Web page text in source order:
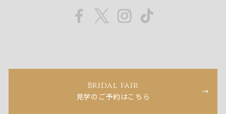
Bridal fair
見学のご予約はこちら